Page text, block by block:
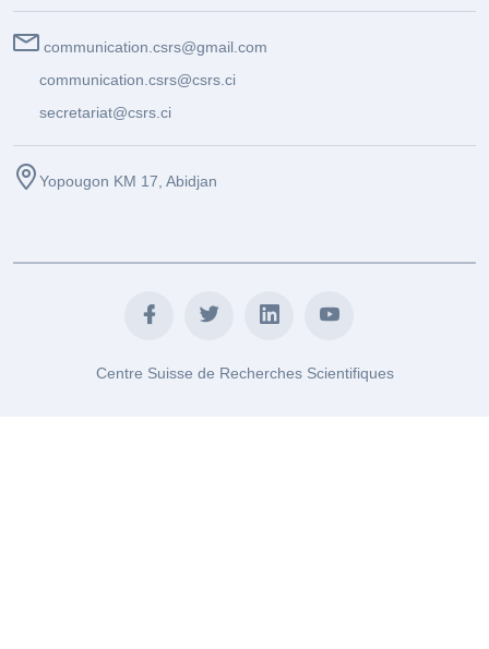
communication.csrs@gmail.com
communication.csrs@csrs.ci
secretariat@csrs.ci
Yopougon KM 17, Abidjan
Centre Suisse de Recherches Scientifiques